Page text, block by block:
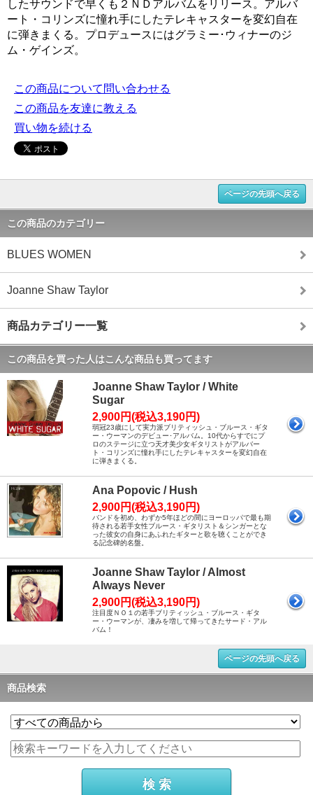
したサウンドで早くも２ＮＤアルバムをリリース。アルバ
ート・コリンズに憧れ手にしたテレキャスターを変幻自在
に弾きまくる。プロデュースにはグラミー･ウィナーのジ
ム・ゲインズ。
この商品について問い合わせる
この商品を友達に教える
買い物を続ける
ページの先頭へ戻る
この商品のカテゴリー
BLUES WOMEN
Joanne Shaw Taylor
商品カテゴリー一覧
この商品を買った人はこんな商品も買ってます
Joanne Shaw Taylor / White
Sugar
2,900円(税込3,190円)
弱冠23歳にして実力派ブリティッシュ・ブルース・ギタ
ー・ウーマンのデビュー･アルバム。10代からすでにプ
ロのステージに立つ天才美少女ギタリストがアルバー
ト・コリンズに憧れ手にしたテレキャスターを変幻自在
に弾きまくる。
Ana Popovic / Hush
2,900円(税込3,190円)
バンドを初め、わずか5年ほどの間にヨーロッパで最も期
待される若手女性ブルース・ギタリスト＆シンガーとな
った彼女の自身にあふれたギターと歌を聴くことができ
る記念碑的名盤。
Joanne Shaw Taylor / Almost
Always Never
2,900円(税込3,190円)
注目度ＮＯ１の若手ブリティッシュ・ブルース・ギタ
ー・ウーマンが、凄みを増して帰ってきたサード・アル
バム！
ページの先頭へ戻る
商品検索